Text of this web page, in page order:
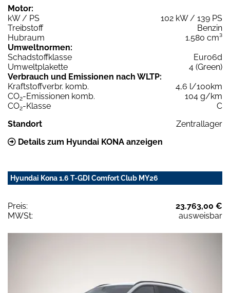
Motor:
kW / PS
102 kW / 139 PS
Treibstoff
Benzin
Hubraum
1.580 cm³
Umweltnormen:
Schadstoffklasse
Euro6d
Umweltplakette
4 (Green)
Verbrauch und Emissionen nach WLTP:
Kraftstoffverbr. komb.
4,6 l/100km
CO2-Emissionen komb.
104 g/km
CO2-Klasse
C
Standort
Zentrallager
Details zum Hyundai KONA anzeigen
Hyundai Kona 1.6 T-GDI Comfort Club MY26
Preis:
23.763,00 €
MWSt:
ausweisbar